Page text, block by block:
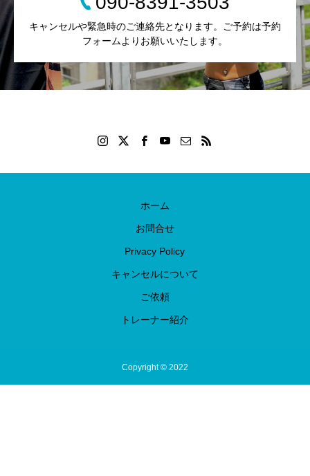
キャンセルや緊急時のご連絡先となります。ご予約は予約
フォームよりお願いいたします。
ホーム
お問合せ
Privacy Policy
キャンセルについて
ご依頼
トレーナー紹介
Copyright © 2022